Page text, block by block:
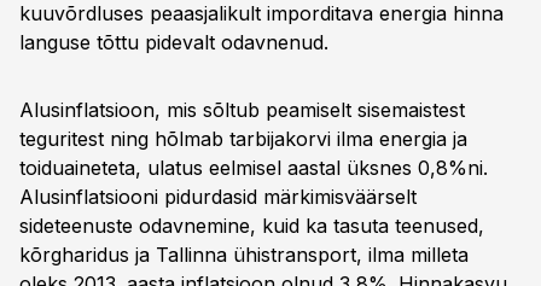
kuuvõrdluses peaasjalikult imporditava energia hinna
languse tõttu pidevalt odavnenud.
Alusinflatsioon, mis sõltub peamiselt sisemaistest
teguritest ning hõlmab tarbijakorvi ilma energia ja
toiduaineteta, ulatus eelmisel aastal üksnes 0,8%ni.
Alusinflatsiooni pidurdasid märkimisväärselt
sideteenuste odavnemine, kuid ka tasuta teenused,
kõrgharidus ja Tallinna ühistransport, ilma milleta